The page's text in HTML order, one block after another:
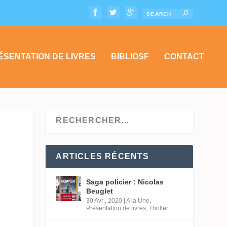
DE LIVRES BIBLIOSF CONTACT
ARTICLES RÉCENTS
Saga policier : Nicolas
Beuglet
30 Avr , 2020 |A la Une,
Présentation de livres,Thriller